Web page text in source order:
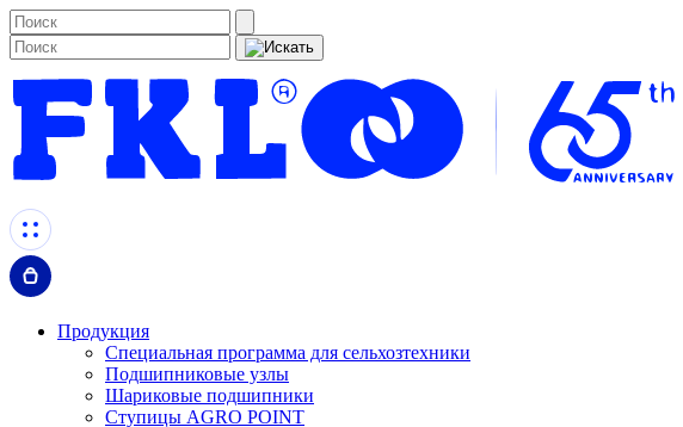
Продукция
Специальная программа для сельхозтехники
Подшипниковые узлы
Шариковые подшипники
Ступицы AGRO POINT